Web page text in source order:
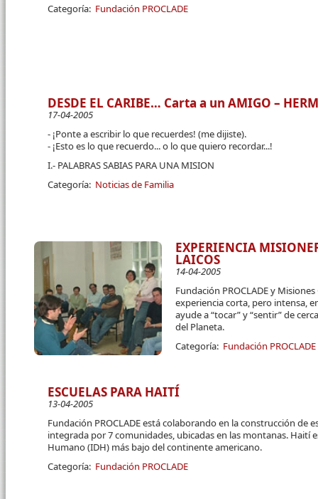
Categoría: Fundación PROCLADE
DESDE EL CARIBE… Carta a un AMIGO –
17-04-2005
- ¡Ponte a escribir lo que recuerdes! (me dijiste).
- ¡Esto es lo que recuerdo... o lo que quiero recordar...!
I.- PALABRAS SABIAS PARA UNA MISION
Categoría: Noticias de Familia
EXPERIENCIA
LAICOS
14-04-2005
Fundación PROCLADE y
experiencia corta, pero intensa,
ayude a “tocar” y “sentir” de
del Planeta.
Categoría: Fundación PROCLADE
ESCUELAS PARA HAITÍ
13-04-2005
Fundación PROCLADE está colaborando en la construcción de
integrada por 7 comunidades, ubicadas en las montanas. Haití
Humano (IDH) más bajo del continente americano.
Categoría: Fundación PROCLADE